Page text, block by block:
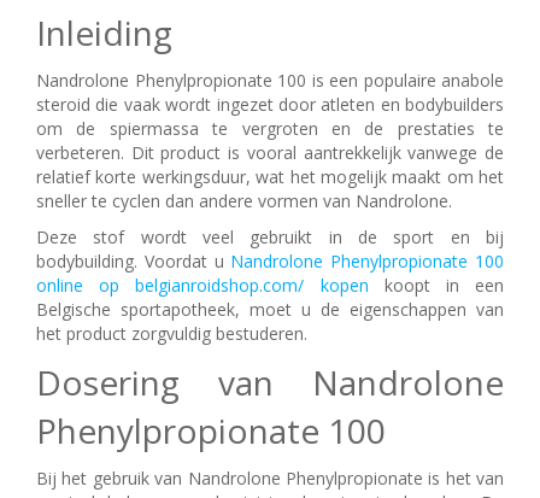
Inleiding
Nandrolone Phenylpropionate 100 is een populaire anabole
steroid die vaak wordt ingezet door atleten en bodybuilders
om de spiermassa te vergroten en de prestaties te
verbeteren. Dit product is vooral aantrekkelijk vanwege de
relatief korte werkingsduur, wat het mogelijk maakt om het
sneller te cyclen dan andere vormen van Nandrolone.
Deze stof wordt veel gebruikt in de sport en bij
bodybuilding. Voordat u Nandrolone Phenylpropionate 100
online op belgianroidshop.com/ kopen koopt in een
Belgische sportapotheek, moet u de eigenschappen van
het product zorgvuldig bestuderen.
Dosering van Nandrolone
Phenylpropionate 100
Bij het gebruik van Nandrolone Phenylpropionate is het van